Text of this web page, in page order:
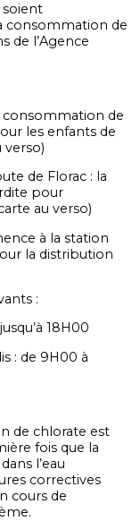
soient
consommation de
de l’Agence
consommation de
les enfants de
verso)
de Florac : la
pour
au verso)
à la station
la distribution
:
18H00
: de 9H00 à
de chlorate est
fois que la
l’eau
correctives
cours de